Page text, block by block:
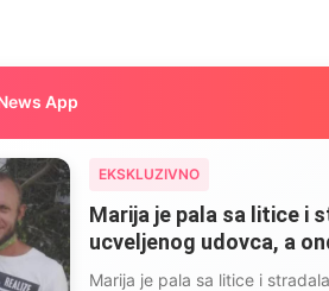
App
EKSKLUZIVNO
Marija je pala sa litice i
ucveljenog udovca, a
Marija je pala sa litice i